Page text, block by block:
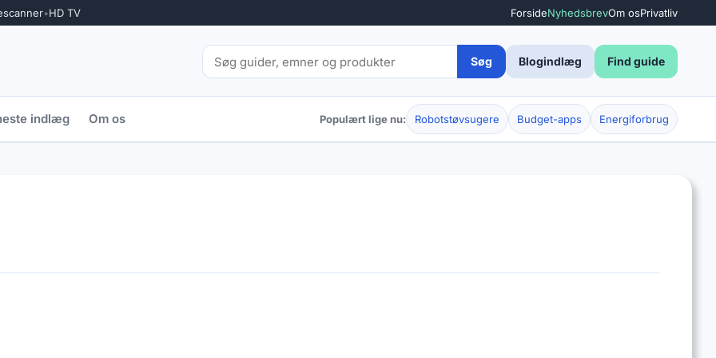
•HD TV ForsideNyhedsbrevOm osPrivatliv
Søg Blogindlæg Find guide
indlæg Om os Populært lige nu: Robotstøvsugere Budget-apps Energiforbrug